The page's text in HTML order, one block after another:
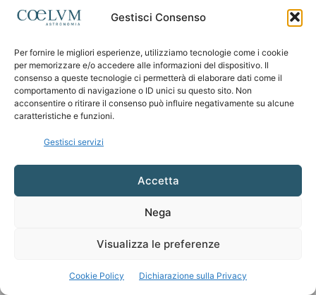
Gestisci Consenso
Per fornire le migliori esperienze, utilizziamo tecnologie come i cookie
per memorizzare e/o accedere alle informazioni del dispositivo. Il
consenso a queste tecnologie ci permetterà di elaborare dati come il
comportamento di navigazione o ID unici su questo sito. Non
acconsentire o ritirare il consenso può influire negativamente su alcune
caratteristiche e funzioni.
Gestisci servizi
Accetta
Nega
Visualizza le preferenze
Cookie Policy Dichiarazione sulla Privacy
SEGUICI